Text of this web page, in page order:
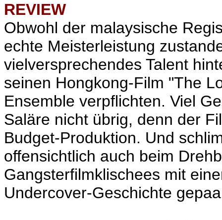
REVIEW
Obwohl der malaysische
echte Meisterleistung
vielversprechendes Talent
seinen Hongkong-Film "The
Ensemble verpflichten. Viel
Saläre nicht übrig, denn der
Budget-Produktion. Und
offensichtlich auch beim
Gangsterfilmklischees mit
Undercover-Geschichte